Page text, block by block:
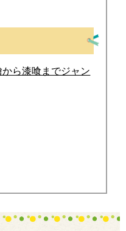
ら漆喰までジャン